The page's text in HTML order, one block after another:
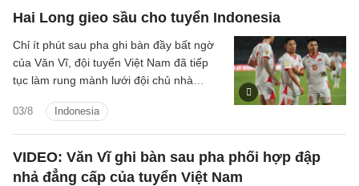
Hai Long gieo sầu cho tuyển Indonesia
03/8 Indonesia
Chỉ ít phút sau pha ghi bàn đầy bất ngờ
của Văn Vĩ, đội tuyển Việt Nam đã tiếp
tục làm rung mành lưới đội chủ nhà
Nguyễn Hai Long.
VIDEO: Văn Vĩ ghi bàn sau pha phối hợp đập
nhả đẳng cấp của tuyển Việt Nam